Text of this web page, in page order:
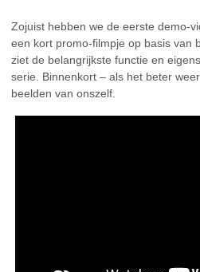
Zojuist hebben we de eerste demo-
een kort promo-filmpje op basis van
ziet de belangrijkste functie en
serie. Binnenkort – als het beter
beelden van onszelf.